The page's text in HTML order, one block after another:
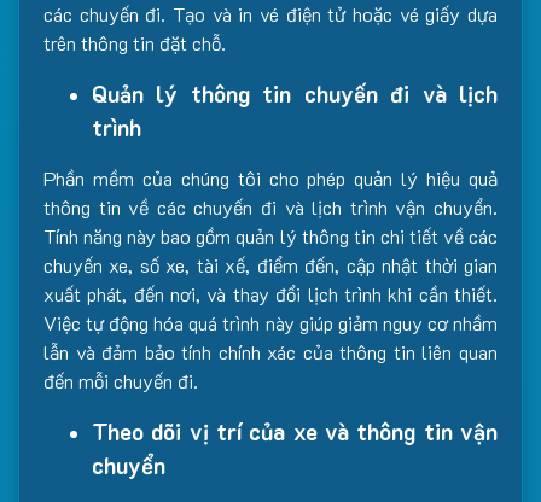
các chuyến đi. Tạo và in vé điện tử hoặc vé giấy dựa
trên thông tin đặt chỗ.
Quản lý thông tin chuyến đi và lịch
trình
Phần mềm của chúng tôi cho phép quản lý hiệu quả
thông tin về các chuyến đi và lịch trình vận chuyển.
Tính năng này bao gồm quản lý thông tin chi tiết về các
chuyến xe, số xe, tài xế, điểm đến, cập nhật thời gian
xuất phát, đến nơi, và thay đổi lịch trình khi cần thiết.
Việc tự động hóa quá trình này giúp giảm nguy cơ nhầm
lẫn và đảm bảo tính chính xác của thông tin liên quan
đến mỗi chuyến đi.
Theo dõi vị trí của xe và thông tin vận
chuyển